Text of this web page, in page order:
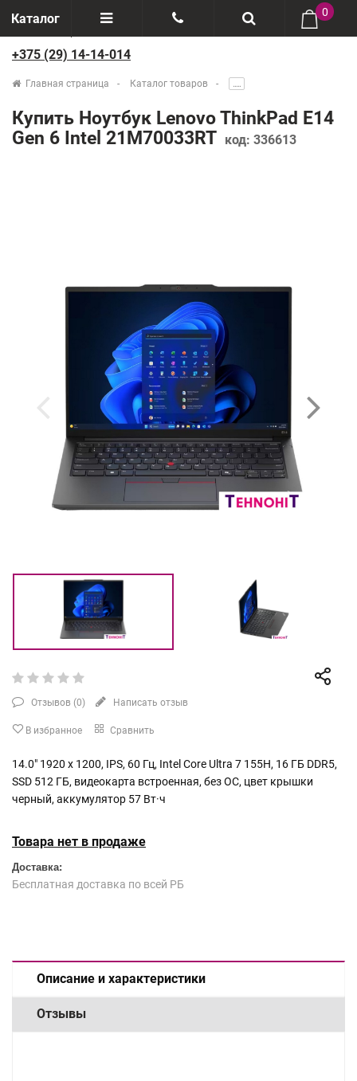
Каталог
Отзывы
Производители
+375(29) 888-44-44
0
+375 (29) 14-14-014
Главная страница Каталог товаров .....
Купить Ноутбук Lenovo ThinkPad E14
Gen 6 Intel 21M70033RT код: 336613
Отзывов (0) Написать отзыв
В избранное Сравнить
14.0" 1920 x 1200, IPS, 60 Гц, Intel Core Ultra 7 155H, 16 ГБ DDR5,
SSD 512 ГБ, видеокарта встроенная, без ОС, цвет крышки
черный, аккумулятор 57 Вт·ч
Товара нет в продаже
Доставка:
Бесплатная доставка по всей РБ
Описание и характеристики
Отзывы